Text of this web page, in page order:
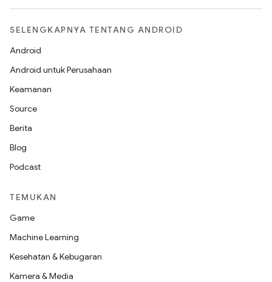
SELENGKAPNYA TENTANG ANDROID
Android
Android untuk Perusahaan
Keamanan
Source
Berita
Blog
Podcast
TEMUKAN
Game
Machine Learning
Kesehatan & Kebugaran
Kamera & Media